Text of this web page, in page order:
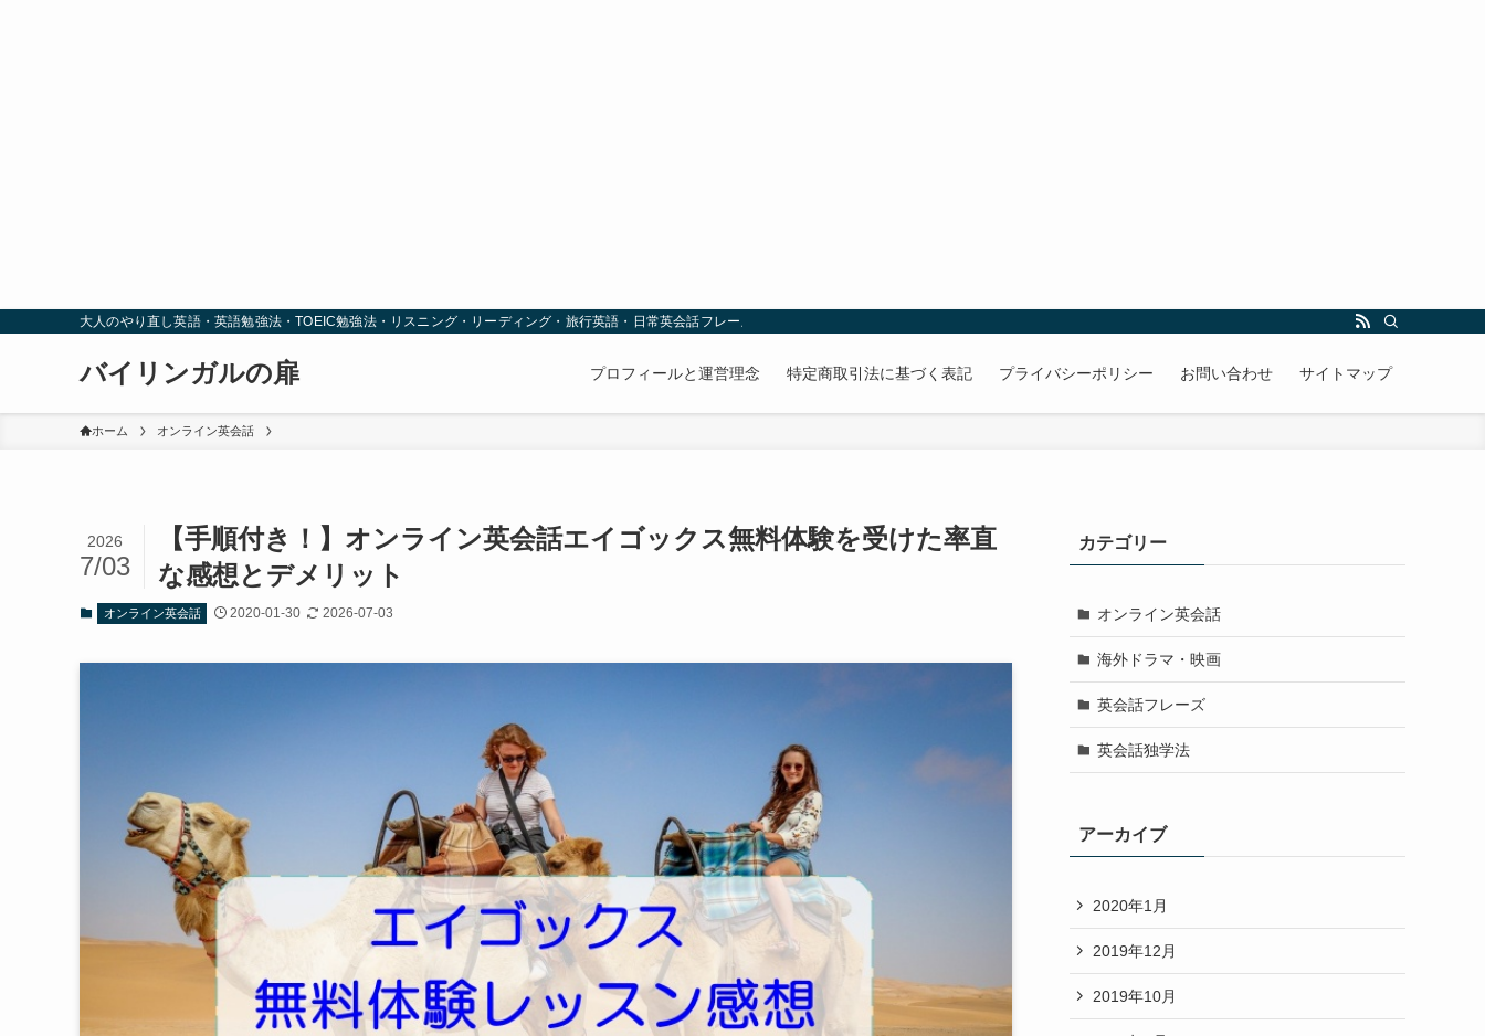
大人のやり直し英語・英語勉強法・TOEIC勉強法・リスニング・リーディング・旅行英語・日常英会話フレーズ
バイリンガルの扉 プロフィールと運営理念 特定商取引法に基づく表記 プライバシーポリシー お問い合わせ サイトマップ
ホーム オンライン英会話
【手順付き！】オンライン英会話エイゴックス無料体験を受けた率直
な感想とデメリット
2026
7/03
オンライン英会話 2020-01-30 2026-07-03
カテゴリー
オンライン英会話
海外ドラマ・映画
英会話フレーズ
英会話独学法
アーカイブ
2020年1月
2019年12月
2019年10月